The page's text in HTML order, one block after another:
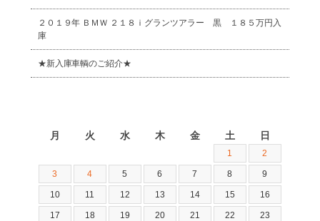
２０１９年 ＢＭＷ ２１８ｉグランツアラー 黒 １８５万円入
庫
★新入庫車輌のご紹介★
月 火 水 木 金 土 日
1 2
3 4 5 6 7 8 9
10 11 12 13 14 15 16
17 18 19 20 21 22 23